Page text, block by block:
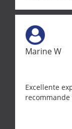
demande de
ne se
Merci a ce
Marine W
Excellente